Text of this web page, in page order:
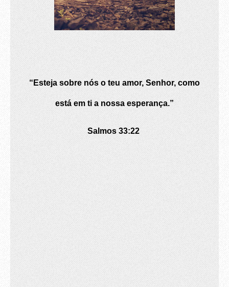
“Esteja sobre nós o teu amor, Senhor, como
está em ti a nossa esperança.”
Salmos 33:22